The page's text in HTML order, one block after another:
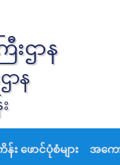
းဌာန
ာန
း ဖောင်ပုံစံများ အကေ